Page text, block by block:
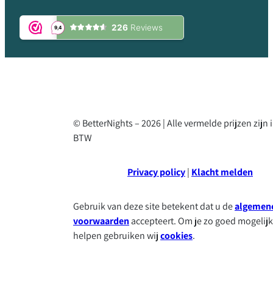
© BetterNights – 2026 | Alle vermelde prijzen zijn
BTW
Privacy policy| Klacht melden
Gebruik van deze site betekent dat u de
voorwaardenaccepteert. Om je zo goed
helpen gebruiken wijcookies.